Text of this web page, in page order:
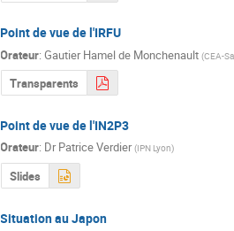
Point de vue de l'IRFU
Orateur:Gautier Hamel de Monchenault (CEA-
Transparents
Point de vue de l'IN2P3
Orateur: DrPatrice Verdier (IPN Lyon)
Slides
Situation au Japon